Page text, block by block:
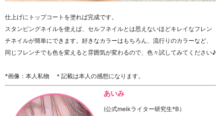
仕上げにトップコートを塗れば完成です。
スタンピングネイルを使えば、セルフネイルとは思えないほどキレイなフレン
チネイルが簡単にできます。好きなカラーはもちろん、流行りのカラーなど、
同じフレンチでも色を変えると雰囲気が変わるので、色々試してみてください♪
*画像：本人私物 ＊記載は本人の感想になります。
あいみ
(公式meikライター研究生*B）